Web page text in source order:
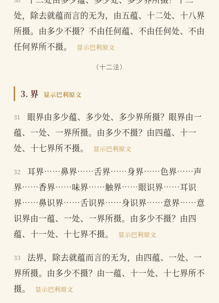
处，除去就蕴而言的无为，由五蕴、十二处、十八界
所摄。由多少不摄？不由任何蕴、不由任何处、不由
任何界所不摄。
显示巴利原文
（十二法）
3. 界 显示巴利原文
31
眼界由多少蕴、多少处、多少界所摄？眼界由一
蕴、一处、一界所摄。由多少不摄？由四蕴、十一
处、十七界所不摄。
显示巴利原文
32
耳界……鼻界……舌界……身界……色界……声
界……香界……味界……触界……眼识界……耳识
界……鼻识界……舌识界……身识界……意界……意
识界由一蕴、一处、一界所摄。由多少不摄？由四
蕴、十一处、十七界不摄。
显示巴利原文
33
法界，除去就蕴而言的无为，由四蕴、一处、一
界所摄。由多少不摄？由一蕴、十一处、十七界所不
摄。
显示巴利原文